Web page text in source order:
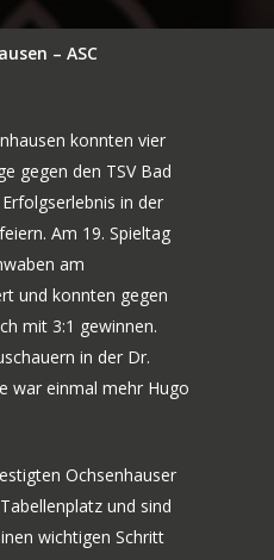
– ASC
konnten vier
gegen den TSV Bad
in der
Am 19. Spieltag
am
und konnten gegen
mit 3:1 gewinnen.
in der Dr.
war einmal mehr Hugo
Ochsenhauser
und sind
wichtigen Schritt